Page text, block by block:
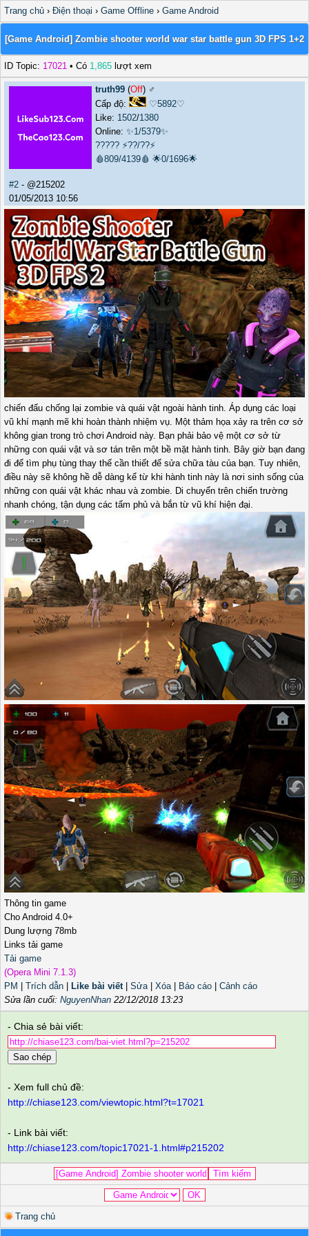
Trang chủ › Điện thoại › Game Offline › Game Android
[Game Android] Zombie shooter world war star battle gun 3D FPS 1+2
ID Topic: 17021 • Có 1,865 lượt xem
truth99 (Off) ♂️
Cấp độ:
♡5892♡
Like: 1502/1380
Online: ✨1/5379✨
????? ⚡??/??⚡
🩸809/4139🩸 🌟0/1696🌟
#2 - @215202
01/05/2013 10:56
chiến đấu chống lại zombie và quái vật ngoài hành tinh. Áp dụng các loại
vũ khí mạnh mẽ khi hoàn thành nhiệm vụ. Một thảm họa xảy ra trên cơ sở
không gian trong trò chơi Android này. Bạn phải bảo vệ một cơ sở từ
những con quái vật và sơ tán trên một bề mặt hành tinh. Bây giờ bạn đang
đi để tìm phụ tùng thay thế cần thiết để sửa chữa tàu của bạn. Tuy nhiên,
điều này sẽ không hề dễ dàng kể từ khi hành tinh này là nơi sinh sống của
những con quái vật khác nhau và zombie. Di chuyển trên chiến trường
nhanh chóng, tận dụng các tấm phủ và bắn từ vũ khí hiện đại.
Thông tin game
Cho Android 4.0+
Dung lượng 78mb
Links tải game
Tải game
(Opera Mini 7.1.3)
PM
Trích dẫn Like bài viết| Sửa| Xóa| Báo cáo
Cảnh cáo
Sửa lần cuối: NguyenNhan 22/12/2018 13:23
- Chia sẻ bài viết:
Sao chép
- Xem full chủ đề:
http://chiase123.com/viewtopic.html?t=17021
- Link bài viết:
http://chiase123.com/topic17021-1.html#p215202
Trang chủ